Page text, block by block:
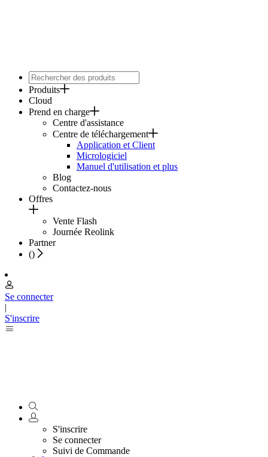
Produits
Cloud
Prend en charge
Centre d'assistance
Centre de téléchargement
Application et Client
Micrologiciel
Manuel d'utilisation et plus
Blog
Contactez-nous
Offres
Vente Flash
Journée Reolink
Partner
()
Se connecter
|
S'inscrire
S'inscrire
Se connecter
Suivi de Commande